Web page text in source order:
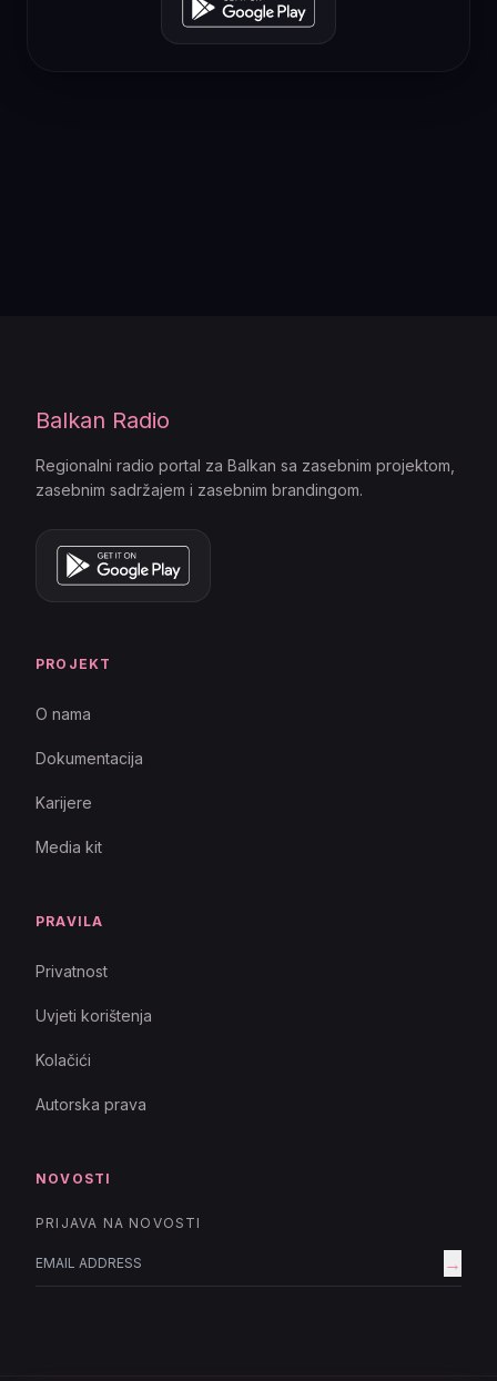
Balkan Radio
Regionalni radio portal za Balkan sa zasebnim projektom,
zasebnim sadržajem i zasebnim brandingom.
PROJEKT
O nama
Dokumentacija
Karijere
Media kit
PRAVILA
Privatnost
Uvjeti korištenja
Kolačići
Autorska prava
NOVOSTI
PRIJAVA NA NOVOSTI
→